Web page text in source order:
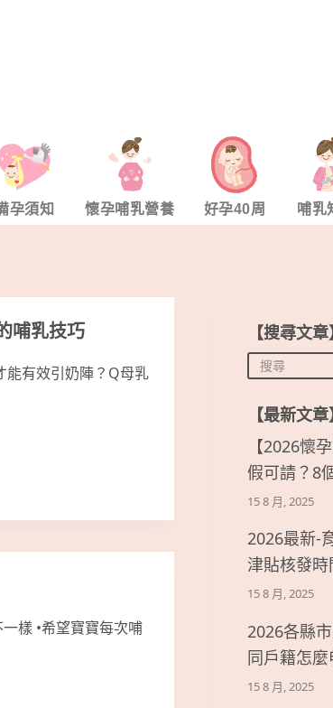
孕須知 懷孕哺乳營養 好孕40周 哺乳
哺乳技巧
有效引奶陣？Q母乳
樣 •希望寶寶每次哺
【搜尋文章
【最新文章
【2026懷
假可請？8
15 8 月, 2025
2026最新-
津貼核發
15 8 月, 2025
2026各縣
同戶籍怎
15 8 月, 2025